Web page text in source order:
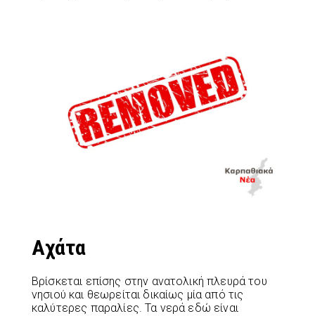
Αχάτα
Βρίσκεται επίσης στην ανατολική πλευρά του
νησιού και θεωρείται δικαίως μία από τις
καλύτερες παραλίες. Τα νερά εδώ είναι